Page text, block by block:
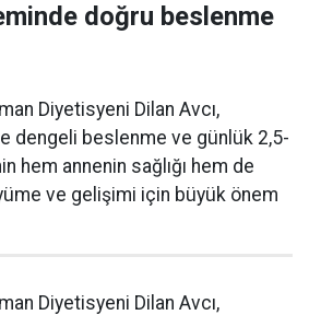
doğru beslenme
Diyetisyeni Dilan Avcı,
dengeli beslenme ve günlük 2,5-
hem annenin sağlığı hem de
ve gelişimi için büyük önem
Diyetisyeni Dilan Avcı,